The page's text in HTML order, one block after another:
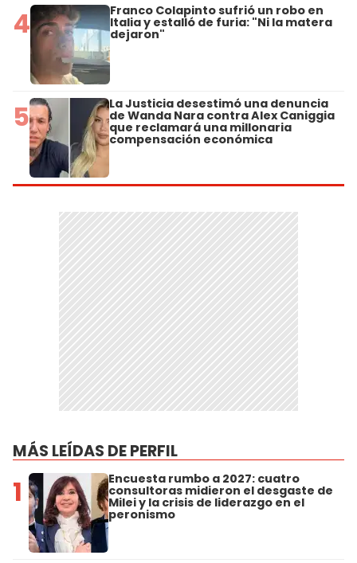
4 Franco Colapinto sufrió un robo en
Italia y estalló de furia: "Ni la matera
dejaron"
5 La Justicia desestimó una denuncia
de Wanda Nara contra Alex Caniggia
que reclamará una millonaria
compensación económica
MÁS LEÍDAS DE PERFIL
1 Encuesta rumbo a 2027: cuatro
consultoras midieron el desgaste de
Milei y la crisis de liderazgo en el
peronismo